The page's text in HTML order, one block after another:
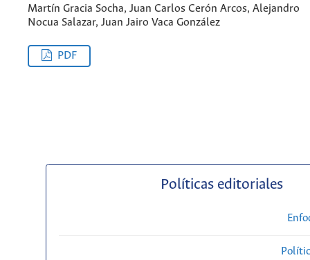
Martín Gracia Socha, Juan Carlos Cerón Arcos, Alejandro
Nocua Salazar, Juan Jairo Vaca González
PDF
Políticas editoriales